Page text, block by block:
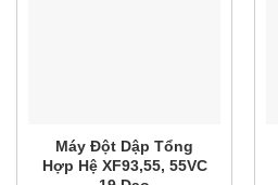
Máy Đột Dập Tổng
Hợp Hệ XF93,55, 55VC